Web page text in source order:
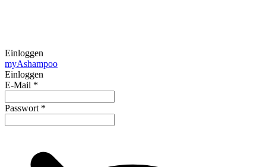
Einloggen
myAshampoo
Einloggen
E-Mail *
Passwort *